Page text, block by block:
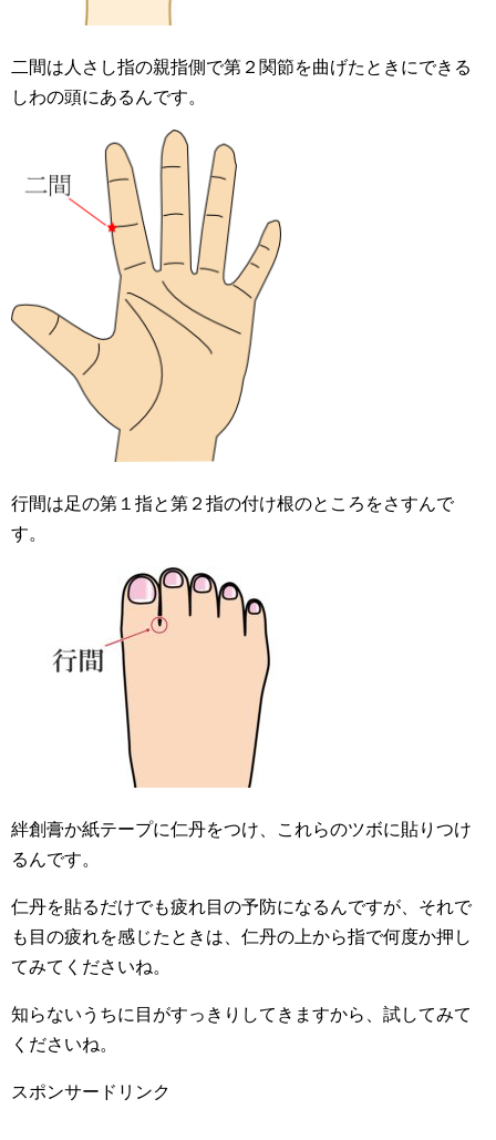
二間は人さし指の親指側で第２関節を曲げたときにできる
しわの頭にあるんです。
行間は足の第１指と第２指の付け根のところをさすんで
す。
絆創膏か紙テープに仁丹をつけ、これらのツボに貼りつけ
るんです。
仁丹を貼るだけでも疲れ目の予防になるんですが、それで
も目の疲れを感じたときは、仁丹の上から指で何度か押し
てみてくださいね。
知らないうちに目がすっきりしてきますから、試してみて
くださいね。
スポンサードリンク